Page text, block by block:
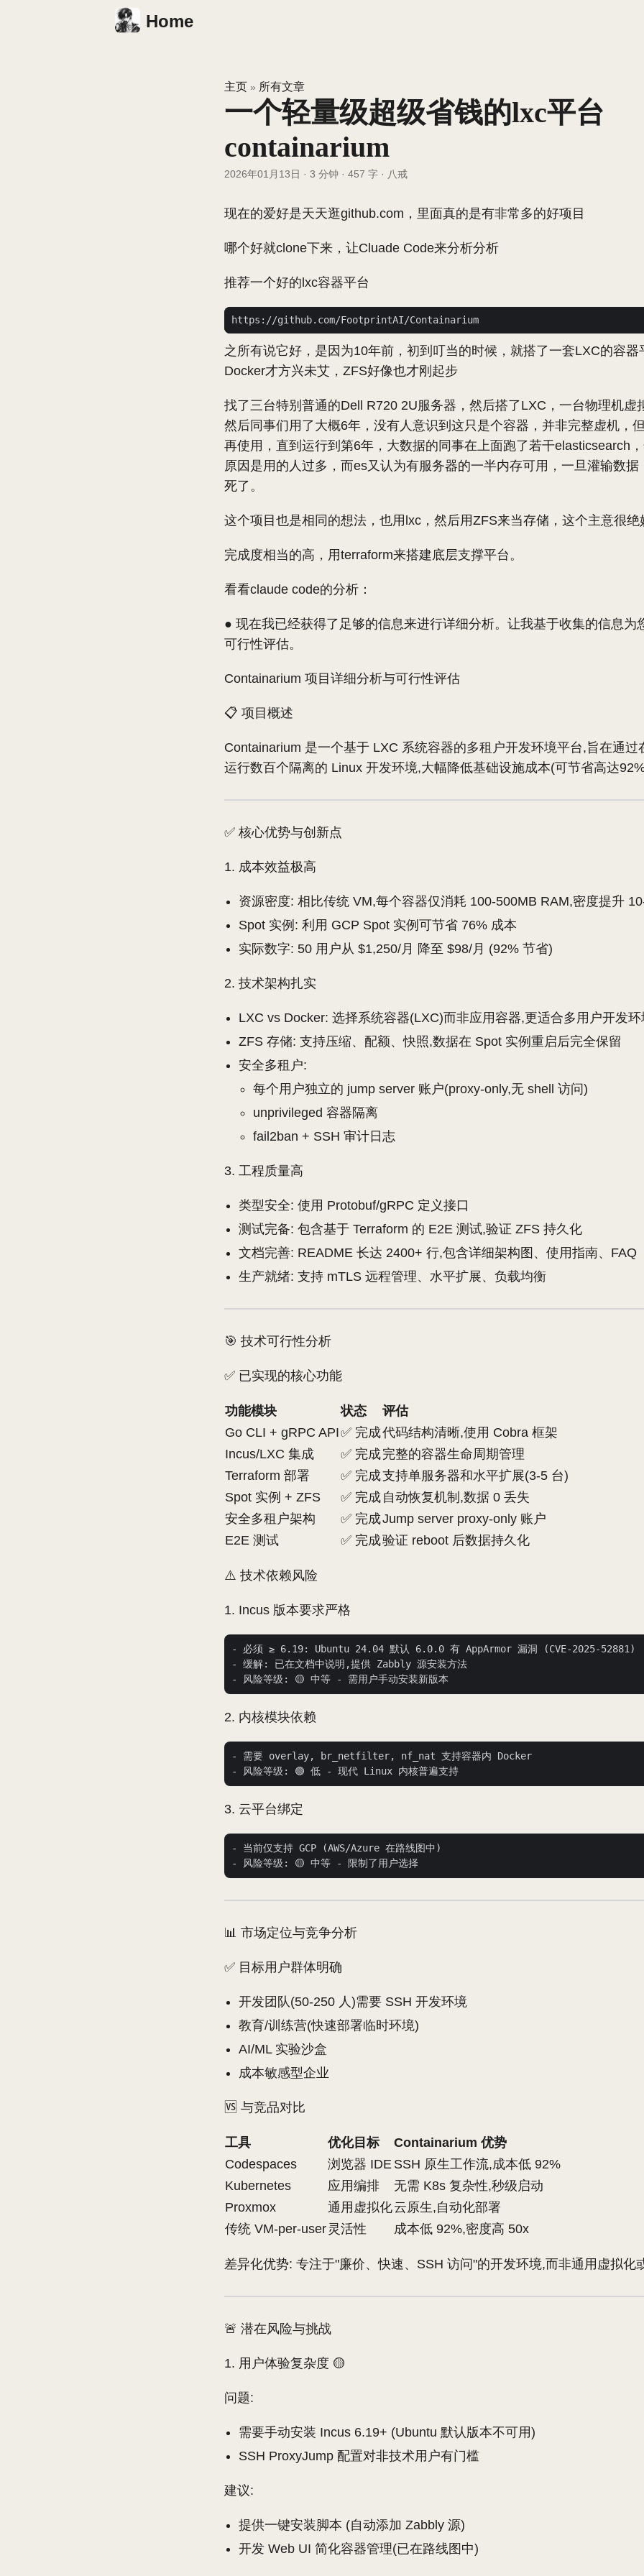
Home
主页 » 所有文章
一个轻量级超级省钱的lxc平台
containarium
2026年01月13日 · 3 分钟 · 457 字 · 八戒
现在的爱好是天天逛github.com，里面真的是有非常多的好项目
哪个好就clone下来，让Cluade Code来分析分析
推荐一个好的lxc容器平台
之所有说它好，是因为10年前，初到叮当的时候，就搭了一套LXC的容器
Docker才方兴未艾，ZFS好像也才刚起步
找了三台特别普通的Dell R720 2U服务器，然后搭了LXC，一台物理机虚
然后同事们用了大概6年，没有人意识到这只是个容器，并非完整虚机，
再使用，直到运行到第6年，大数据的同事在上面跑了若干elasticsearch
原因是用的人过多，而es又认为有服务器的一半内存可用，一旦灌输数据
死了。
这个项目也是相同的想法，也用lxc，然后用ZFS来当存储，这个主意很绝
完成度相当的高，用terraform来搭建底层支撑平台。
看看claude code的分析：
● 现在我已经获得了足够的信息来进行详细分析。让我基于收集的信息为
可行性评估。
Containarium 项目详细分析与可行性评估
📋 项目概述
Containarium 是一个基于 LXC 系统容器的多租户开发环境平台,旨在通过
运行数百个隔离的 Linux 开发环境,大幅降低基础设施成本(可节省高达
✅ 核心优势与创新点
成本效益极高
资源密度: 相比传统 VM,每个容器仅消耗 100-500MB RAM,密度提升
Spot 实例: 利用 GCP Spot 实例可节省 76% 成本
实际数字: 50 用户从 $1,250/月 降至 $98/月 (92% 节省)
技术架构扎实
LXC vs Docker: 选择系统容器(LXC)而非应用容器,更适合多用户开发环
ZFS 存储: 支持压缩、配额、快照,数据在 Spot 实例重启后完全保留
安全多租户:
每个用户独立的 jump server 账户(proxy-only,无 shell 访问)
unprivileged 容器隔离
fail2ban + SSH 审计日志
工程质量高
类型安全: 使用 Protobuf/gRPC 定义接口
测试完备: 包含基于 Terraform 的 E2E 测试,验证 ZFS 持久化
文档完善: README 长达 2400+ 行,包含详细架构图、使用指南、FAQ
生产就绪: 支持 mTLS 远程管理、水平扩展、负载均衡
🎯 技术可行性分析
✅ 已实现的核心功能
功能模块 状态
评估
Go CLI + gRPC API✅ 完成代码结构清晰,使用 Cobra 框架
Incus/LXC 集成
✅ 完成完整的容器生命周期管理
Terraform 部署
✅ 完成支持单服务器和水平扩展(3-5 台)
Spot 实例 + ZFS
✅ 完成 自动恢复机制,数据 0 丢失
安全多租户架构
✅ 完成Jump server proxy-only 账户
E2E 测试
✅ 完成验证 reboot 后数据持久化
⚠️ 技术依赖风险
Incus 版本要求严格
- 必须 ≥ 6.19: Ubuntu 24.04 默认 6.0.0 有 AppArmor 漏洞 (CVE-2025-52881)
- 缓解: 已在文档中说明,提供 Zabbly 源安装方法
内核模块依赖
- 需要 overlay, br_netfilter, nf_nat 支持容器内 Docker
云平台绑定
- 当前仅支持 GCP (AWS/Azure 在路线图中)
📊 市场定位与竞争分析
✅ 目标用户群体明确
开发团队(50-250 人)需要 SSH 开发环境
教育/训练营(快速部署临时环境)
AI/ML 实验沙盒
成本敏感型企业
🆚 与竞品对比
工具 优化目标
Containarium 优势
Codespaces
浏览器 IDE SSH 原生工作流,成本低 92%
Kubernetes
应用编排
无需 K8s 复杂性,秒级启动
Proxmox
通用虚拟化云原生,自动化部署
传统 VM-per-user 灵活性 成本低 92%,密度高 50x
差异化优势: 专注于"廉价、快速、SSH 访问"的开发环境,而非通用虚拟化
🚨 潜在风险与挑战
用户体验复杂度 🟡
问题:
需要手动安装 Incus 6.19+ (Ubuntu 默认版本不可用)
SSH ProxyJump 配置对非技术用户有门槛
建议:
提供一键安装脚本 (自动添加 Zabbly 源)
开发 Web UI 简化容器管理(已在路线图中)